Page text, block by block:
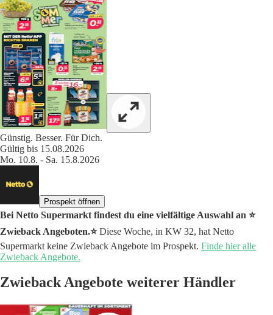
Günstig. Besser. Für Dich.
Gültig bis 15.08.2026
Mo. 10.8. - Sa. 15.8.2026
Prospekt öffnen
Bei Netto Supermarkt findest du eine vielfältige Auswahl an ⭐️
Zwieback Angeboten.⭐️Diese Woche, in KW 32, hat Netto
Supermarkt keine Zwieback Angebote im Prospekt. Finde hier alle
Zwieback Angebote.
Zwieback Angebote weiterer Händler